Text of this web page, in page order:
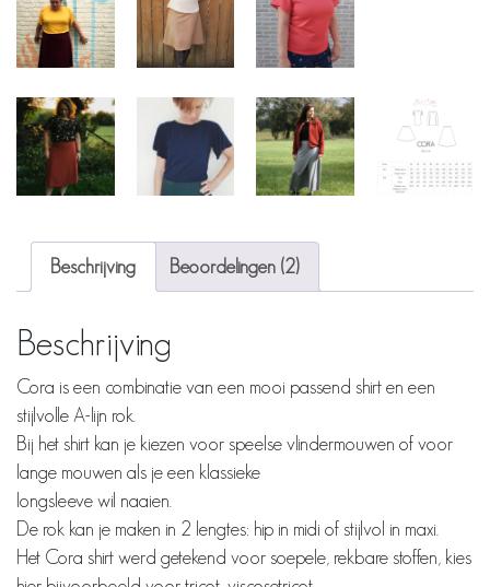
Beschrijving Beoordelingen (2)
Beschrijving
Cora is een combinatie van een mooi passend shirt en een
stijlvolle A-lijn rok.
Bij het shirt kan je kiezen voor speelse vlindermouwen of voor
lange mouwen als je een klassieke
longsleeve wil naaien.
De rok kan je maken in 2 lengtes: hip in midi of stijlvol in maxi.
Het Cora shirt werd getekend voor soepele, rekbare stoffen, kies